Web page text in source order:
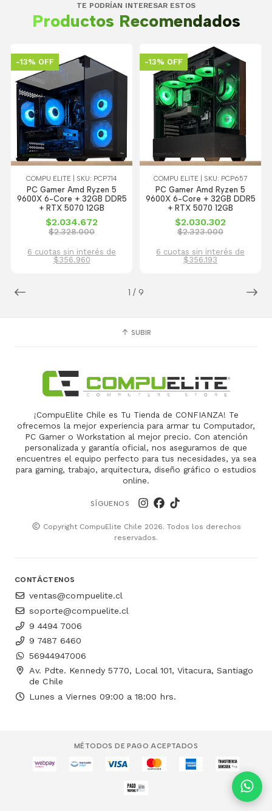
TE PODRÍAN INTERESAR ESTOS
Productos Recomendados
1 / 9
-13% OFF
COMPU ELITE | SKU: PCP714
PC Gamer Amd Ryzen 5
9600X 6-Core + 32GB DDR5
+ RTX 5070 12GB
$2.034.672
$2.328.000
6 cuotas sin interés de
$356.960
-13% OFF
COMPU ELITE | SKU: PCP657
PC Gamer Amd Ryzen 5
9600X 6-Core + 32GB DDR5
+ RTX 5070 12GB
$2.030.302
$2.323.000
6 cuotas sin interés de
$356.193
SUBIR
¡CompuElite Chile es Tu Tienda de CONFIANZA! Te
ofrecemos la mejor experiencia para armar tu Computador,
PC Gamer o Workstation al mejor precio. Con atención
personalizada y garantía oficial, nos aseguramos de que
encuentres el equipo perfecto para tus necesidades, ya sea
para gaming, trabajo, arquitectura, diseño gráfico o estudios
online.
SÍGUENOS
Copyright CompuElite Chile 2026. Todos los derechos
reservados.
CONTÁCTENOS
ventas@compuelite.cl
soporte@compuelite.cl
9 4494 7006
9 7487 6460
56944947006
Av. Pdte. Kennedy 5770, Local 101, Vitacura, Santiago
de Chile
Lunes a Viernes 09:00 a 18:00 hrs.
MÉTODOS DE PAGO ACEPTADOS